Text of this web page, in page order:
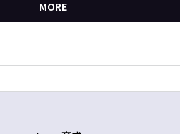
MORE